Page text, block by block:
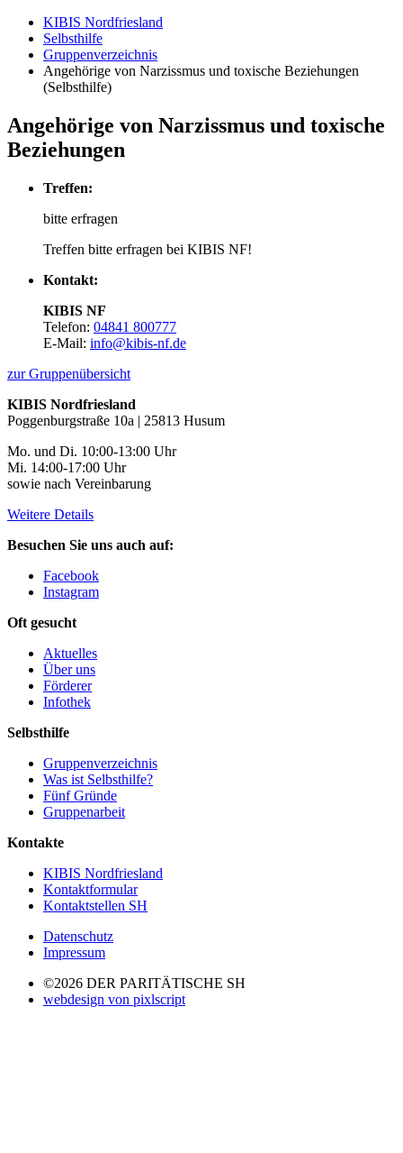
KIBIS Nordfriesland
Selbsthilfe
Gruppenverzeichnis
Angehörige von Narzissmus und toxische Beziehungen
(Selbsthilfe)
Angehörige von Narzissmus und toxische
Beziehungen
Treffen:
bitte erfragen
Treffen bitte erfragen bei KIBIS NF!
Kontakt:
KIBIS NF
Telefon: 04841 800777
E-Mail: info@kibis-nf.de
zur Gruppenübersicht
KIBIS Nordfriesland
Poggenburgstraße 10a | 25813 Husum
Mo. und Di. 10:00-13:00 Uhr
Mi. 14:00-17:00 Uhr
sowie nach Vereinbarung
Weitere Details
Besuchen Sie uns auch auf:
Facebook
Instagram
Oft gesucht
Aktuelles
Über uns
Förderer
Infothek
Selbsthilfe
Gruppenverzeichnis
Was ist Selbsthilfe?
Fünf Gründe
Gruppenarbeit
Kontakte
KIBIS Nordfriesland
Kontaktformular
Kontaktstellen SH
Datenschutz
Impressum
©2026 DER PARITÄTISCHE SH
webdesign von pixlscript